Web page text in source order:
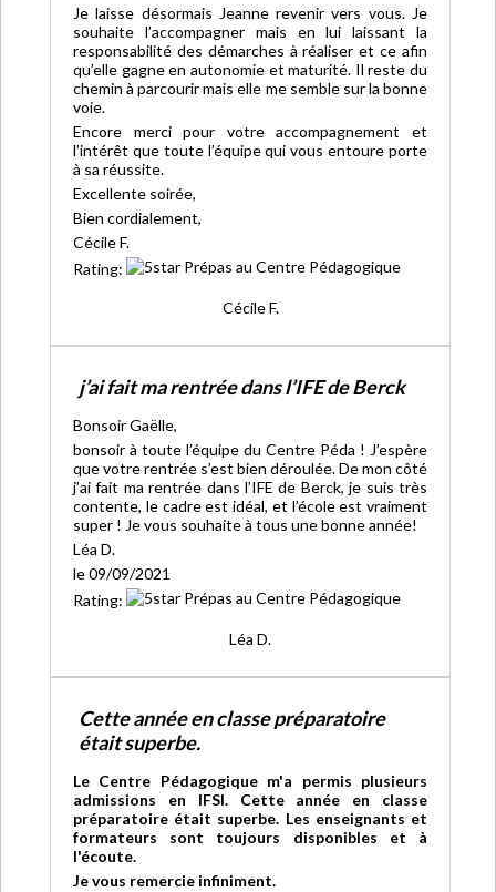
Je laisse désormais Jeanne revenir vers vous. Je
souhaite l’accompagner mais en lui laissant la
responsabilité des démarches à réaliser et ce afin
qu’elle gagne en autonomie et maturité. Il reste du
chemin à parcourir mais elle me semble sur la bonne
voie.
Encore merci pour votre accompagnement et
l’intérêt que toute l’équipe qui vous entoure porte
à sa réussite.
Excellente soirée,
Bien cordialement,
Cécile F.
Rating:
Cécile F.
j’ai fait ma rentrée dans l’IFE de Berck
Bonsoir Gaëlle,
bonsoir à toute l’équipe du Centre Péda ! J’espère
que votre rentrée s’est bien déroulée. De mon côté
j’ai fait ma rentrée dans l’IFE de Berck, je suis très
contente, le cadre est idéal, et l’école est vraiment
super ! Je vous souhaite à tous une bonne année!
Léa D.
le 09/09/2021
Rating:
Léa D.
Cette année en classe préparatoire
était superbe.
Le Centre Pédagogique m'a permis plusieurs
admissions en IFSI. Cette année en classe
préparatoire était superbe. Les enseignants et
formateurs sont toujours disponibles et à
l'écoute.
Je vous remercie infiniment.